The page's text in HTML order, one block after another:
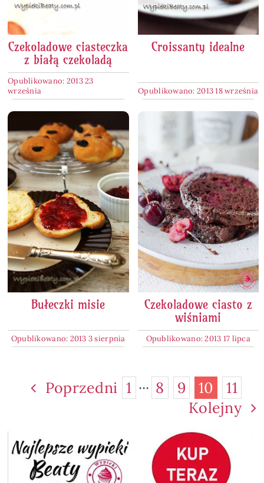
Czekoladowe ciasteczka
z białą czekoladą
Opublikowano: 2013 23
września
Croissanty idealne
Opublikowano: 2013 18 września
Bułeczki misie
Opublikowano: 2013 3 sierpnia
Czekoladowe ciasto z
wiśniami
Opublikowano: 2013 17 lipca
Poprzedni 1 ··· 8 9 10
11
Kolejny